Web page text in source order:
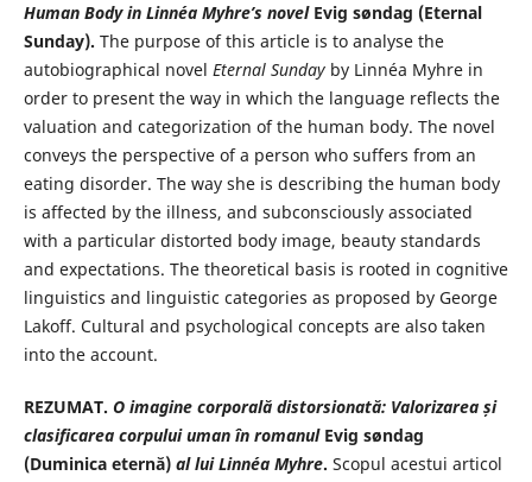
HumanBody in Linnéa Myhre’s novel Evig søndag (Eternal
Sunday). The purpose of this article is to analyse the
autobiographical novel Eternal Sunday by Linnéa Myhre in
order to present the way in which the language reflects the
valuation and categorization of the human body. The novel
conveys the perspective of a person who suffers from an
eating disorder. The way she is describing the human body
is affected by the illness, and subconsciously associated
with a particular distorted body image, beauty standards
and expectations. The theoretical basis is rooted in cognitive
linguistics and linguistic categories as proposed by George
Lakoff. Cultural and psychological concepts are also taken
into the account.
REZUMAT. O imagine corporală distorsionată: Valorizarea și
clasificarea corpului uman în romanul Evig søndag
(Duminica eternă)al lui Linnéa Myhre. Scopul acestui articol